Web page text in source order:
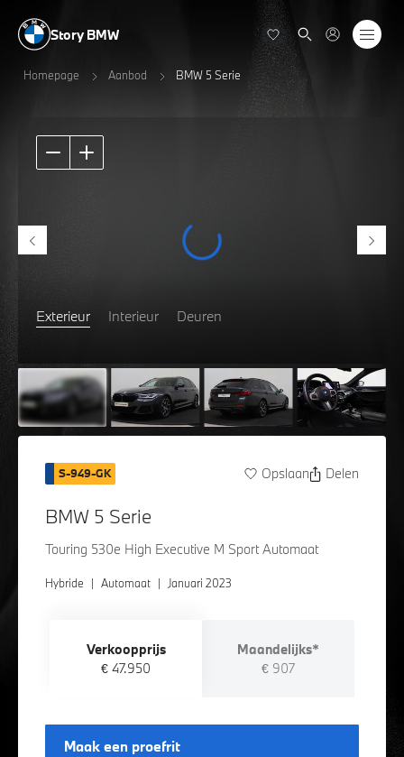
Story BMW
Homepage Aanbod BMW 5 Serie
Exterieur Interieur Deuren
S-949-GK Opslaan Delen
BMW 5 Serie
Touring 530e High Executive M Sport Automaat
Hybride | Automaat | Januari 2023
Verkoopprijs
€ 47.950
Maandelijks*
€ 907
Maak een proefrit